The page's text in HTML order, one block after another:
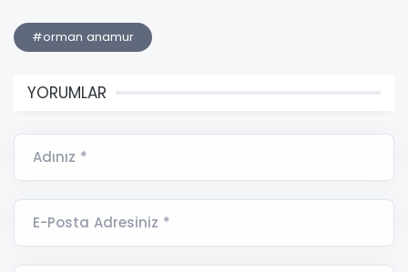
#orman anamur
YORUMLAR
Adınız *
E-Posta Adresiniz *